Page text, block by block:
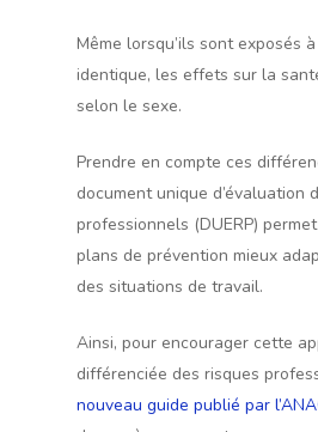
Même lorsqu’ils sont exposés
identique, les effets sur la
selon le sexe.
Prendre en compte ces
document unique d’évaluation
professionnels (DUERP)
plans de prévention mieux
des situations de travail.
Ainsi, pour encourager cette
différenciée des risques
nouveau guide publié par